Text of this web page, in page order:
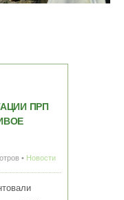
ПРП
• Новости